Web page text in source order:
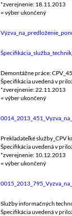
*zverejnenie: 18.11.2013
= výber ukončený
Demontážne práce:
Špecifikácia uvedená v
*zverejnenie: 22.11.2013
= výber ukončený
Prekladateľké služby_CPV
Špecifikácia uvedená v
*zverejnenie: 10.12.2013
= výber ukončený
Služby informačných
Špecifikácia uvedená v